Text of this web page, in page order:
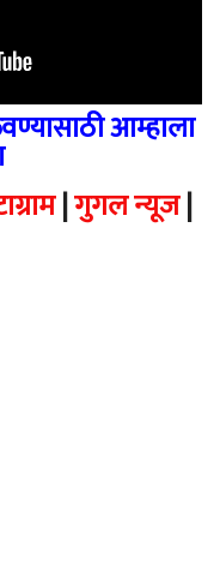
आम्हाला
|गुगल न्यूज|